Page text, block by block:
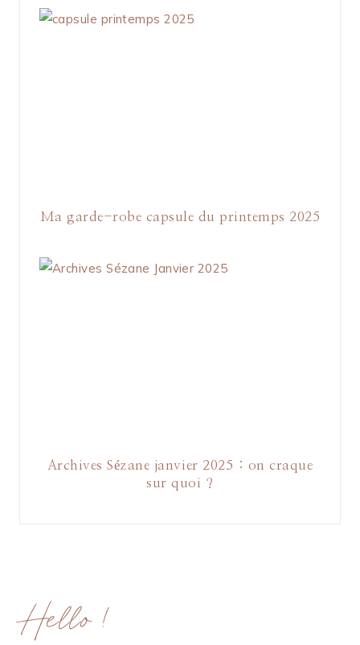
Ma garde-robe capsule du printemps 2025
Archives Sézane janvier 2025 : on craque
sur quoi ?
Hello !